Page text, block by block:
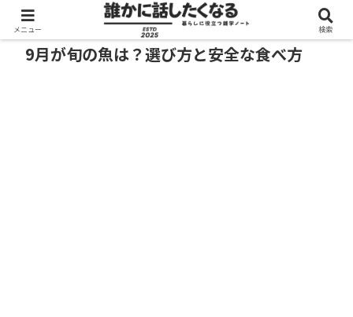
9月が旬の魚は？選び方と安全な食べ方
メニュー 検索